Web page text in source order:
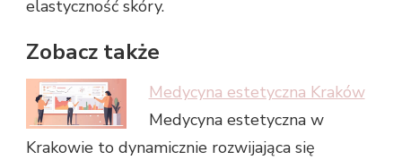
elastyczność skóry.
Zobacz także
Medycyna estetyczna Kraków
Medycyna estetyczna w
Krakowie to dynamicznie rozwijająca się